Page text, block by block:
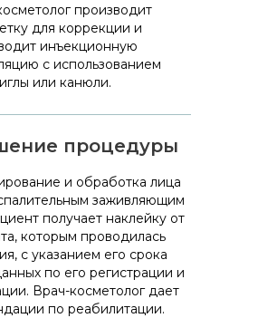
производит
для коррекции и
инъекционную
с использованием
иглы или канюли.
и обработка лица
заживляющим
получает наклейку от
которым проводилась
с указанием его срока
по его регистрации и
Врач-косметолог дает
по реабилитации.
процедуры